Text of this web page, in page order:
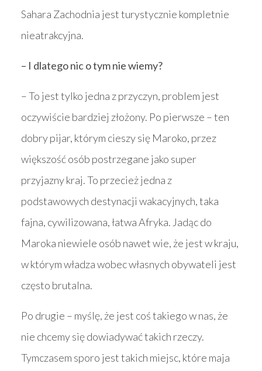
Sahara Zachodnia jest turystycznie kompletnie
nieatrakcyjna.
– I dlatego nic o tym nie wiemy?
– To jest tylko jedna z przyczyn, problem jest
oczywiście bardziej złożony. Po pierwsze – ten
dobry pijar, którym cieszy się Maroko, przez
większość osób postrzegane jako super
przyjazny kraj. To przecież jedna z
podstawowych destynacji wakacyjnych, taka
fajna, cywilizowana, łatwa Afryka. Jadąc do
Maroka niewiele osób nawet wie, że jest w kraju,
w którym władza wobec własnych obywateli jest
często brutalna.
Po drugie – myślę, że jest coś takiego w nas, że
nie chcemy się dowiadywać takich rzeczy.
Tymczasem sporo jest takich miejsc, które maja